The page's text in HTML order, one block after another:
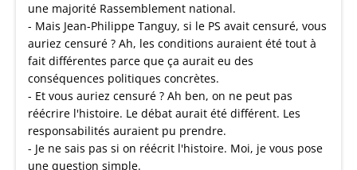
une majorité Rassemblement national.
- Mais Jean-Philippe Tanguy, si le PS avait censuré, vous
auriez censuré ? Ah, les conditions auraient été tout à
fait différentes parce que ça aurait eu des
conséquences politiques concrètes.
- Et vous auriez censuré ? Ah ben, on ne peut pas
réécrire l'histoire. Le débat aurait été différent. Les
responsabilités auraient pu prendre.
- Je ne sais pas si on réécrit l'histoire. Moi, je vous pose
une question simple.